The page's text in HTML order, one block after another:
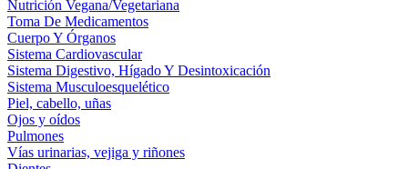
Nutrición Vegana/Vegetariana
Toma De Medicamentos
Cuerpo Y Órganos
Sistema Cardiovascular
Sistema Digestivo, Hígado Y Desintoxicación
Sistema Musculoesquelético
Piel, cabello, uñas
Ojos y oídos
Pulmones
Vías urinarias, vejiga y riñones